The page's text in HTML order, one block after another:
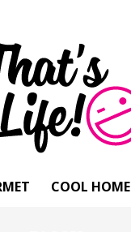
COOL HOME